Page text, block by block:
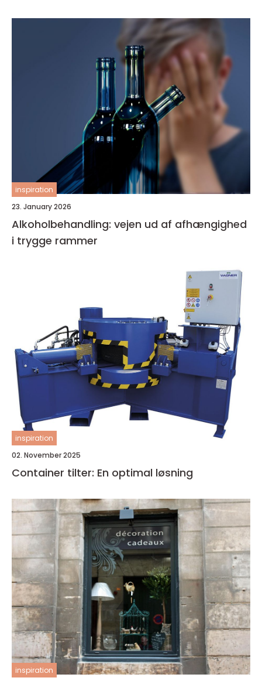
inspiration
23. January 2026
Alkoholbehandling: vejen ud af afhængighed
i trygge rammer
inspiration
02. November 2025
Container tilter: En optimal løsning
inspiration